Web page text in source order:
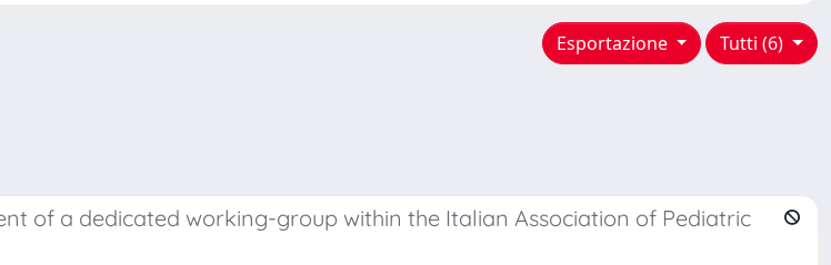
Tutti (6)
Esportazione
of a dedicated working-group within the Italian Association of Pediatric